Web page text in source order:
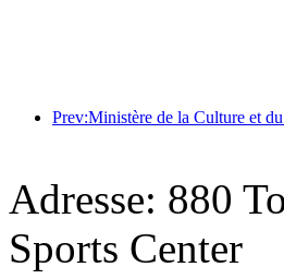
Adresse: 880
Sports Center